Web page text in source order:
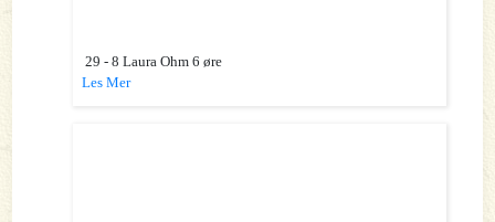
29 - 8 Laura Ohm 6 øre
Les Mer